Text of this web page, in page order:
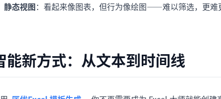
静态视图：看起来像图表，但行为像绘图——难以筛选，更难
能新方式：从文本到时间线